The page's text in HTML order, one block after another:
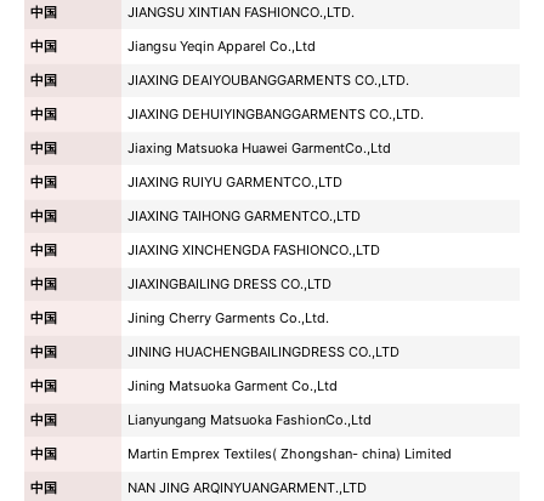
中国
JIANGSU XINTIAN FASHIONCO.,LTD.
中国
Jiangsu Yeqin Apparel Co.,Ltd
中国
JIAXING DEAIYOUBANGGARMENTS CO.,LTD.
中国
JIAXING DEHUIYINGBANGGARMENTS CO.,LTD.
中国
Jiaxing Matsuoka Huawei GarmentCo.,Ltd
中国
JIAXING RUIYU GARMENTCO.,LTD
中国
JIAXING TAIHONG GARMENTCO.,LTD
中国
JIAXING XINCHENGDA FASHIONCO.,LTD
中国
JIAXINGBAILING DRESS CO.,LTD
中国
Jining Cherry Garments Co.,Ltd.
中国
JINING HUACHENGBAILINGDRESS CO.,LTD
中国
Jining Matsuoka Garment Co.,Ltd
中国
Lianyungang Matsuoka FashionCo.,Ltd
中国
Martin Emprex Textiles( Zhongshan- china) Limited
中国
NAN JING ARQINYUANGARMENT.,LTD